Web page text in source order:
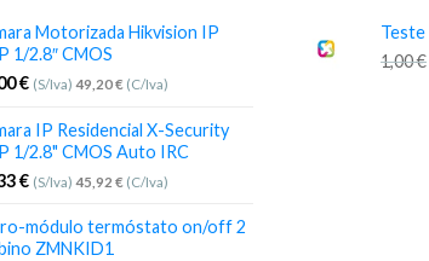
Motorizada Hikvision IP
1/2.8″ CMOS
€ (S/Iva) 49,20€ (C/Iva)
IP Residencial X-Security
1/2.8" CMOS Auto IRC
€ (S/Iva) 45,92 € (C/Iva)
módulo termóstato on/off 2
ZMNKID1
1,00€